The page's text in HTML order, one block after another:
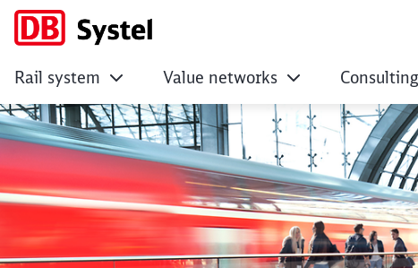
Embedded
Rail system Value networks